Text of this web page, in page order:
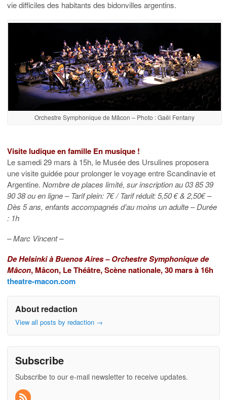
vie difficiles des habitants des bidonvilles argentins.
Orchestre Symphonique de Mâcon – Photo : Gaël Fentany
Visite ludique en famille En musique !
Le samedi 29 mars à 15h, le Musée des Ursulines proposera
une visite guidée pour prolonger le voyage entre Scandinavie et
Argentine. Nombre de places limité, sur inscription au 03 85 39
90 38 ou en ligne – Tarif plein: 7€ / Tarif réduit: 5,50 € & 2,50€ –
Dès 5 ans, enfants accompagnés d’au moins un adulte – Durée
: 1h
– Marc Vincent –
De Helsinki à Buenos Aires – Orchestre Symphonique de
Mâcon, Mâcon, Le Théâtre, Scène nationale, 30 marsà 16h
theatre-macon.com
About redaction
View all posts by redaction →
Subscribe
Subscribe to our e-mail newsletter to receive updates.